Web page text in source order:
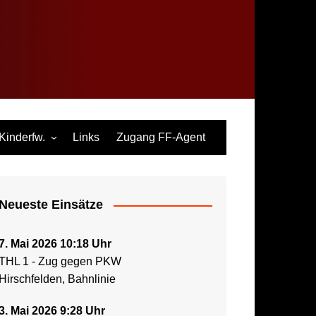
Kinderfw.
Kinderfeuerwehr Neuburg
Neuburg
Bericht zur Kinderfeuerwehr
in den Mittelschwäbischen
Nachrichten
Links Zugang FF-Agent
Neueste Einsätze
Mai 2026 10:18 Uhr
1 - Zug gegen PKW
Hirschfelden, Bahnlinie
Mai 2026 9:28 Uhr